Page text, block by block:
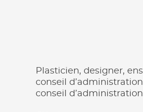
Plasticien, designer,
conseil
conseil